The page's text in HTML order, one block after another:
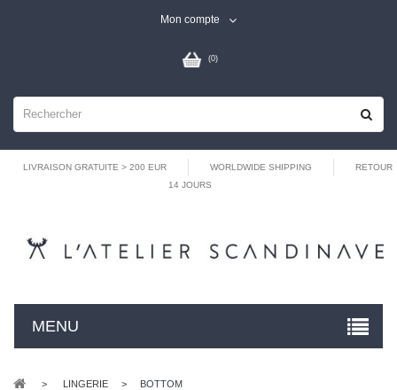
Mon compte
LIVRAISON GRATUITE > 200 EUR WORLDWIDE SHIPPING
RETOUR
14 JOURS
MENU
> LINGERIE > BOTTOM